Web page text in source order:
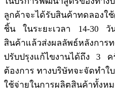
ลูกค้าจะได้รับสินค้าทดลองใ
ชิ้น ในระยะเวลา 14-30 วั
สินค้าแล้วส่งผลลัพธ์หลังการ
ปรับปรุงแก้ไขงานได้ถึง 3
ต้องการ ทางบริษัทจะจัดทำใ
ใช้จ่ายในการผลิตสินค้าทั้ง